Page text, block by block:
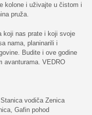
kolone i uživajte u čistom i
pruža.
koji nas prate i koji svoje
nama, planinarili i
Budite i ove godine
avanturama. VEDRO
vodiča Zenica
Gafin pohod